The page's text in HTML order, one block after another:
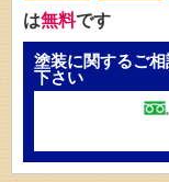
は無料です
塗装に関するご
下さい